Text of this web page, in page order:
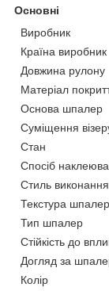
Основні
Виробник
Країна виробник
Довжина рулону
Матеріал
Основа шпалер
Суміщення
Стан
Спосіб
Стиль виконання
Текстура шпалер
Тип шпалер
Стійкість до
Догляд за
Колір